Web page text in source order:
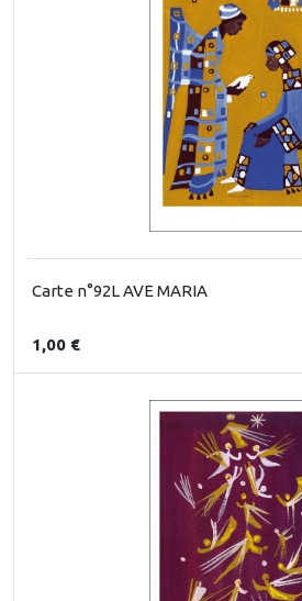
Carte n°92L AVE MARIA
1,00 €